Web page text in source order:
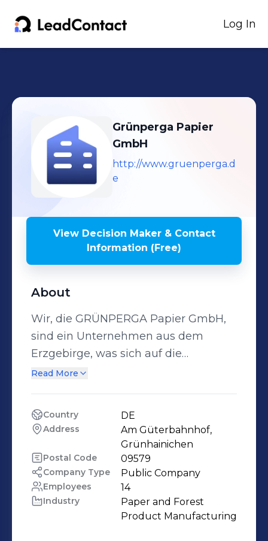
Log In
Grünperga Papier
GmbH
http://www.gruenperga.d
e
View Decision Maker & Contact
Information (Free)
About
Wir, die GRÜNPERGA Papier GmbH,
sind ein Unternehmen aus dem
Erzgebirge, was sich auf die
Produktion von hochwertigen
konzentriert und diese weltweit
arbeiten unsere Papiermaschinen
fortlaufend und produzieren mit über
100 Mitarbeitern rund 15.500 Tonnen
Papier jährlich. Wir greifen auf
Read More
Country DE
Address
Am Güterbahnhof,
Grünhainichen
Postal Code 09579
Company Type Public Company
Employees 14
Industry
Paper and Forest
Product Manufacturing